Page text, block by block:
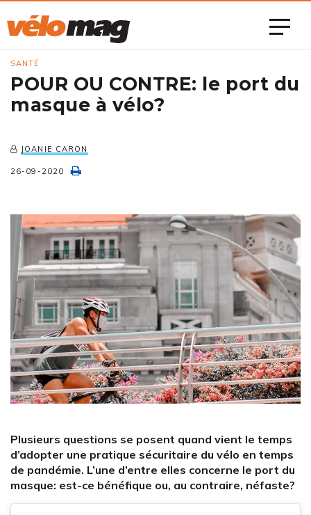
SANTÉ
POUR OU CONTRE: le port du
masque à vélo?
JOANIE CARON
26-09-2020
Plusieurs questions se posent quand vient le temps
d’adopter une pratique sécuritaire du vélo en temps
de pandémie. L’une d’entre elles concerne le port du
masque: est-ce bénéfique ou, au contraire, néfaste?